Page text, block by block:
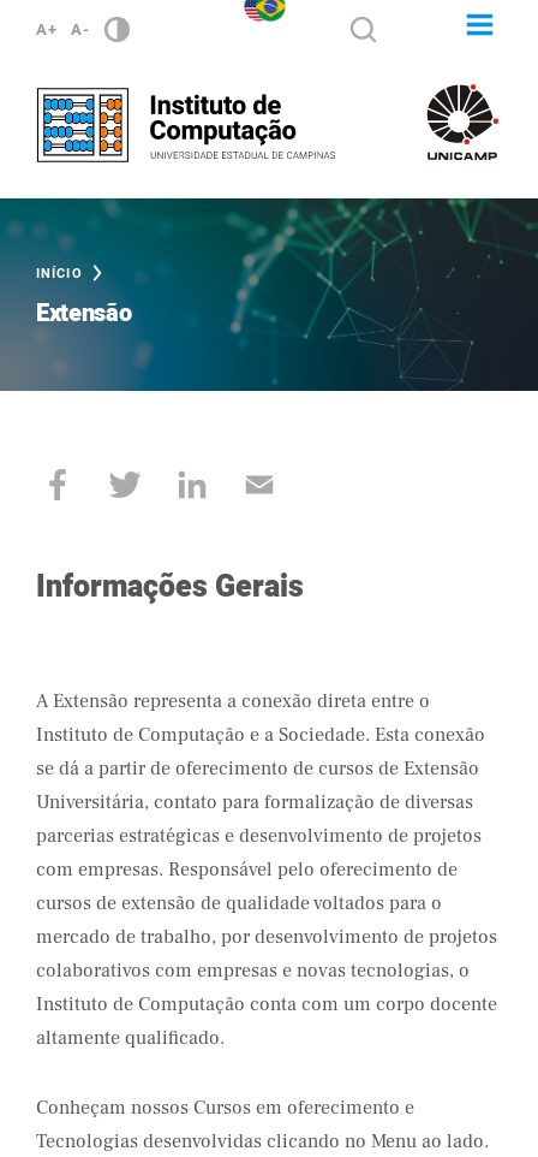
A+ A-
INÍCIO
Extensão
Informações Gerais
A Extensão representa a conexão direta entre o
Instituto de Computação e a Sociedade. Esta conexão
se dá a partir de oferecimento de cursos de Extensão
Universitária, contato para formalização de diversas
parcerias estratégicas e desenvolvimento de projetos
com empresas. Responsável pelo oferecimento de
cursos de extensão de qualidade voltados para o
mercado de trabalho, por desenvolvimento de projetos
colaborativos com empresas e novas tecnologias, o
Instituto de Computação conta com um corpo docente
altamente qualificado.
Conheçam nossos Cursos em oferecimento e
Tecnologias desenvolvidas clicando no Menu ao lado.